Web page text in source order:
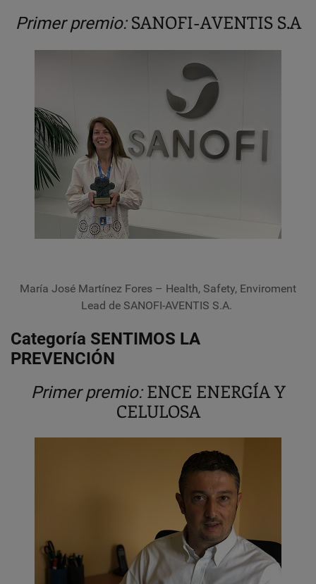
Primer premio: SANOFI-AVENTIS S.A
María José Martínez Fores – Health, Safety, Enviroment
Lead de SANOFI-AVENTIS S.A.
Categoría SENTIMOS LA
PREVENCIÓN
Primer premio: ENCE ENERGÍA Y
CELULOSA